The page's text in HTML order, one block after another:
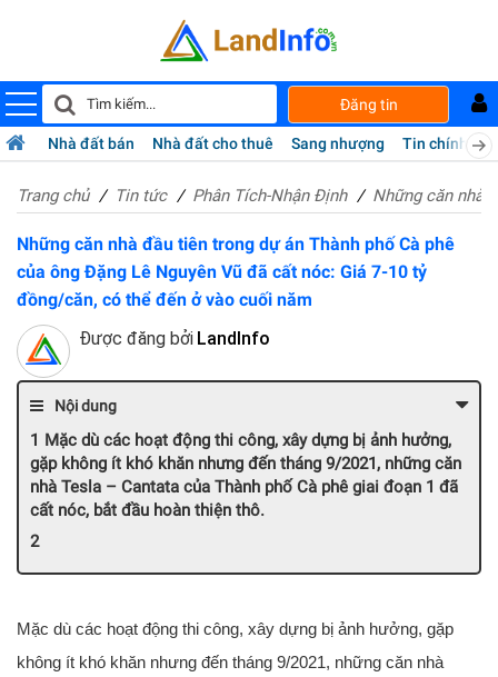
Đăng tin
Nhà đất bán Nhà đất cho thuê Sang nhượng Tin chính chủ
Trang chủ Tin tức Phân Tích-Nhận Định Những căn nhà
Những căn nhà đầu tiên trong dự án Thành phố Cà phê
của ông Đặng Lê Nguyên Vũ đã cất nóc: Giá 7-10 tỷ
đồng/căn, có thể đến ở vào cuối năm
Được đăng bởi LandInfo
Nội dung
Mặc dù các hoạt động thi công, xây dựng bị ảnh hưởng,
gặp không ít khó khăn nhưng đến tháng 9/2021, những căn
nhà Tesla – Cantata của Thành phố Cà phê giai đoạn 1 đã
cất nóc, bắt đầu hoàn thiện thô.
Mặc dù các hoạt động thi công, xây dựng bị ảnh hưởng, gặp
không ít khó khăn nhưng đến tháng 9/2021, những căn nhà